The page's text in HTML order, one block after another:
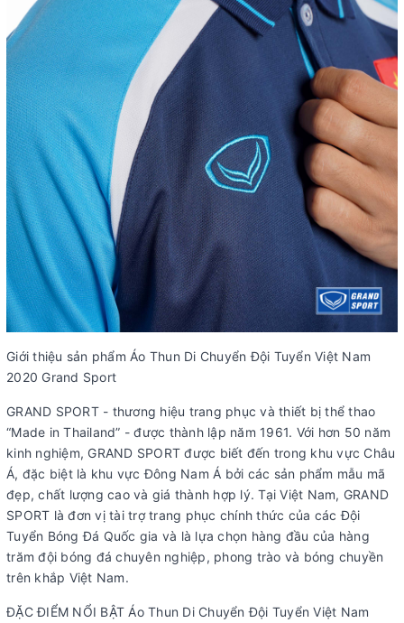
Giới thiệu sản phẩm Áo Thun Di Chuyển Đội Tuyển Việt Nam
2020 Grand Sport
GRAND SPORT - thương hiệu trang phục và thiết bị thể thao
“Made in Thailand” - được thành lập năm 1961. Với hơn 50 năm
kinh nghiệm, GRAND SPORT được biết đến trong khu vực Châu
Á, đặc biệt là khu vực Đông Nam Á bởi các sản phẩm mẫu mã
đẹp, chất lượng cao và giá thành hợp lý. Tại Việt Nam, GRAND
SPORT là đơn vị tài trợ trang phục chính thức của các Đội
Tuyển Bóng Đá Quốc gia và là lựa chọn hàng đầu của hàng
trăm đội bóng đá chuyên nghiệp, phong trào và bóng chuyền
trên khắp Việt Nam.
ĐẶC ĐIỂM NỔI BẬT Áo Thun Di Chuyển Đội Tuyển Việt Nam